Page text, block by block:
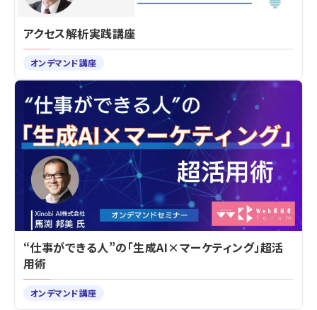
アクセス解析実践講座
オンデマンド講座
“仕事ができる人”の「生成AI×マーケティング」超活
用術
オンデマンド講座